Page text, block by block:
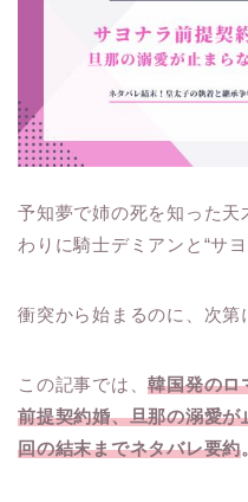
予知夢で姉の死を知った
わりに騎士デミアンと“サ
衝突から始まるのに、次第
この記事では、韓国発のロ
前提契約婚、旦那の溺愛
回の結末までネタバレ要約